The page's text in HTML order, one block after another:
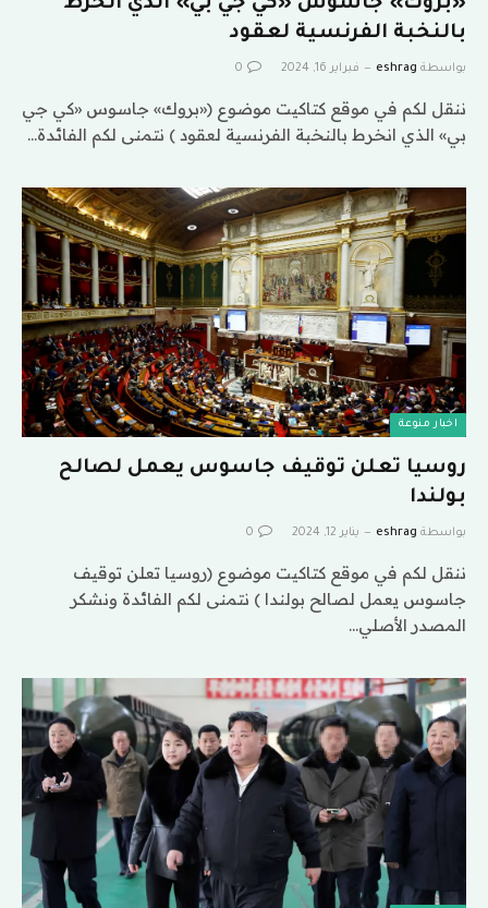
بالنخبة الفرنسية لعقود
بواسطة eshrag فبراير 16, 2024 0
ننقل لكم في موقع كتاكيت موضوع («بروك» جاسوس «كي جي
بي» الذي انخرط بالنخبة الفرنسية لعقود ) نتمنى لكم الفائدة…
اخبار منوعة
روسيا تعلن توقيف جاسوس يعمل لصالح
بولندا
بواسطة eshrag يناير 12, 2024 0
ننقل لكم في موقع كتاكيت موضوع (روسيا تعلن توقيف
جاسوس يعمل لصالح بولندا ) نتمنى لكم الفائدة ونشكر
المصدر الأصلي…